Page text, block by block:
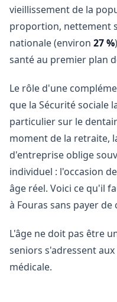
vieillissement de la
proportion, nettement
nationale (environ 27 %
santé au premier plan
Le rôle d'une
que la Sécurité sociale
particulier sur le
moment de la retraite,
d'entreprise oblige
individuel : l'occasion
âge réel. Voici ce qu'il
à Fouras sans payer
L'âge ne doit pas être
seniors s'adressent
médicale.